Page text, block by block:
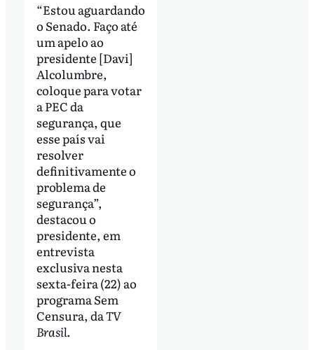
“Estou aguardando
o Senado. Faço até
um apelo ao
presidente [Davi]
Alcolumbre,
coloque para votar
a PEC da
segurança, que
esse país vai
resolver
definitivamente o
problema de
segurança”,
destacou o
presidente, em
entrevista
exclusiva nesta
sexta-feira (22) ao
programa Sem
Censura, daTV
Brasil.